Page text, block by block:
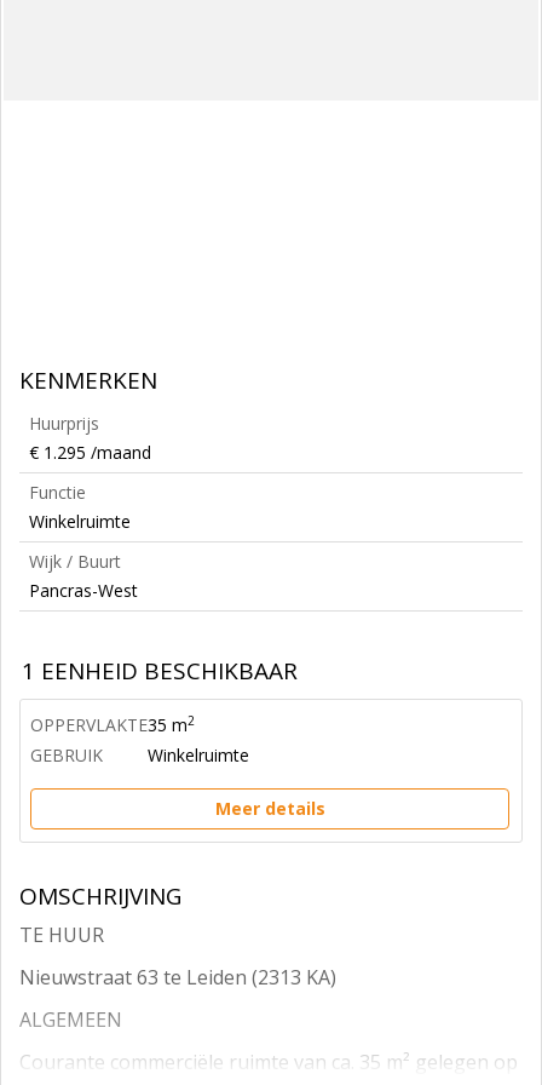
KENMERKEN
Huurprijs
€ 1.295 /maand
Functie
Winkelruimte
Wijk / Buurt
Pancras-West
1 EENHEID BESCHIKBAAR
OPPERVLAKTE35 m2
GEBRUIK Winkelruimte
Meer details
OMSCHRIJVING
TE HUUR
Nieuwstraat 63 te Leiden (2313 KA)
ALGEMEEN
Courante commerciële ruimte van ca. 35 m² gelegen op